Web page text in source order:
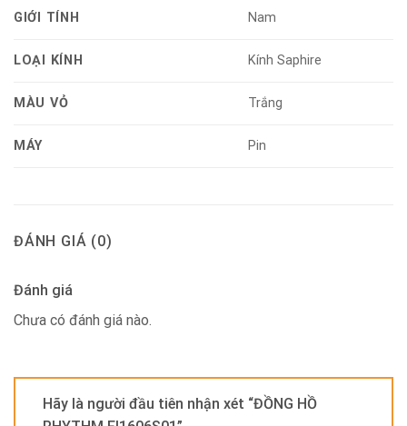
GIỚI TÍNH Nam
LOẠI KÍNH Kính Saphire
MÀU VỎ Trắng
MÁY Pin
ĐÁNH GIÁ (0)
Đánh giá
Chưa có đánh giá nào.
Hãy là người đầu tiên nhận xét “ĐỒNG HỒ